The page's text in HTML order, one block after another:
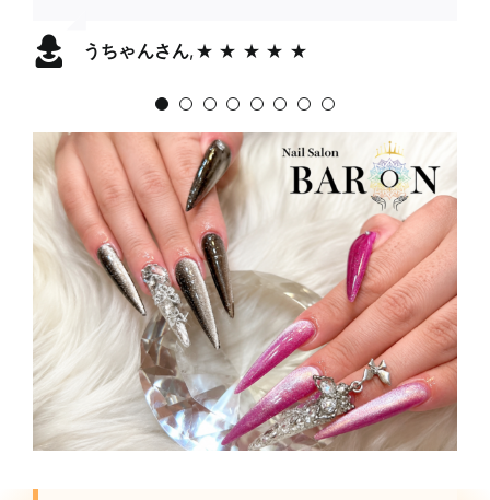
うちゃんさん,★ ★ ★ ★ ★
話ししてくださって、ネイルも持ち込み画像その
のネイルサロンでこんなに綺麗なの初めてだった
た！途中ドリンクのサービスもあってありがたか
ったです。自分に合うネイルサロン探していたと
ころだったので次回からもお願いしようと思いま
す！ありがとうございました！
のんさん,★ ★ ★ ★ ★
たから最高！
ピートしたいです、、悲しい、、
万さん,★ ★ ★ ★ ★
って予約してますが今回はデザインがシンプルな
遣いが非常に有難いです！！
心意気が爪を任せる身にとっては安心して託せま
す！
いつもありがとうございます。
これからも宜しくお願いします！
ざわちんさん,★ ★ ★ ★ ★
いつもありがとうございます♪
かーたんさん, ★ ★ ★ ★ ★